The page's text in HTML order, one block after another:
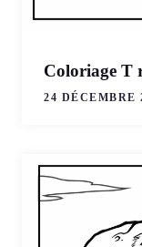
Coloriage T
24 DÉCEMBRE